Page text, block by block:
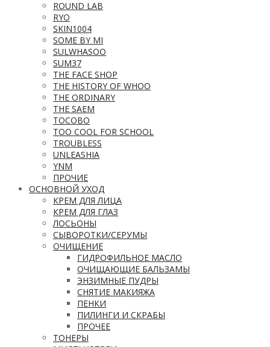
ROUND LAB
RYO
SKIN1004
SOME BY MI
SULWHASOO
SUM37
THE FACE SHOP
THE HISTORY OF WHOO
THE ORDINARY
THE SAEM
TOCOBO
TOO COOL FOR SCHOOL
TROUBLESS
UNLEASHIA
YNM
ПРОЧИЕ
ОСНОВНОЙ УХОД
КРЕМ ДЛЯ ЛИЦА
КРЕМ ДЛЯ ГЛАЗ
ЛОСЬОНЫ
СЫВОРОТКИ/СЕРУМЫ
ОЧИЩЕНИЕ
ГИДРОФИЛЬНОЕ МАСЛО
ОЧИЩАЮЩИЕ БАЛЬЗАМЫ
ЭНЗИМНЫЕ ПУДРЫ
СНЯТИЕ МАКИЯЖА
ПЕНКИ
ПИЛИНГИ И СКРАБЫ
ПРОЧЕЕ
ТОНЕРЫ